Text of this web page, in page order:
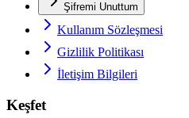
Şifremi Unuttum
Kullanım Sözleşmesi
Gizlilik Politikası
İletişim Bilgileri
Keşfet